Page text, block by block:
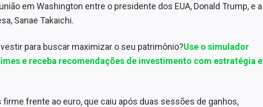
em Washington entre o presidente dos EUA, Donald Trump, e a
Sanae Takaichi.
para buscar maximizar o seu patrimônio?Use o simulador
e receba recomendações de investimento com estratégia e
frente ao euro, que caiu após duas sessões de ganhos,